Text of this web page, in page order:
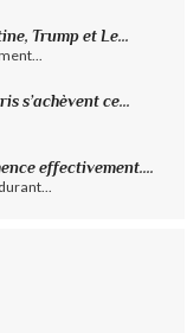
Trump et Le...
s’achèvent ce...
effectivement....